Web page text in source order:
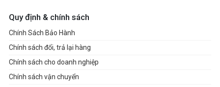
Quy định & chính sách
Chính Sách Bảo Hành
Chính sách đổi, trả lại hàng
Chính sách cho doanh nghiệp
Chính sách vận chuyển